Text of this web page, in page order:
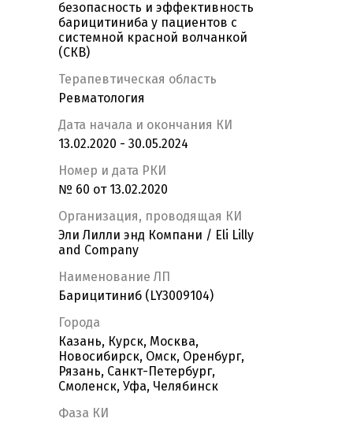
безопасность и эффективность
барицитиниба у пациентов с
системной красной волчанкой
(СКВ)
Терапевтическая область
Ревматология
Дата начала и окончания КИ
13.02.2020 - 30.05.2024
Номер и дата РКИ
№ 60 от 13.02.2020
Организация, проводящая КИ
Эли Лилли энд Компани / Eli Lilly
and Company
Наименование ЛП
Барицитиниб (LY3009104)
Города
Казань, Курск, Москва,
Новосибирск, Омск, Оренбург,
Рязань, Санкт-Петербург,
Смоленск, Уфа, Челябинск
Фаза КИ